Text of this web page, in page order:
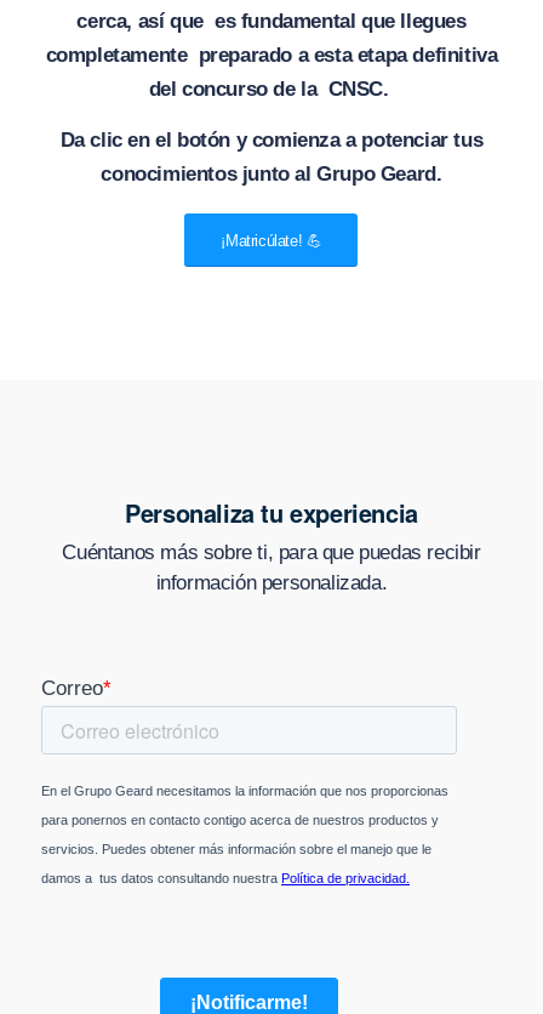
cerca, así que es fundamental que llegues
completamente preparado a esta etapa definitiva
del concurso de la CNSC.
Da clic en el botón y comienza a potenciar tus
conocimientos junto al Grupo Geard.
¡Matricúlate! 💪
Personaliza tu experiencia
Cuéntanos más sobre ti, para que puedas recibir
información personalizada.